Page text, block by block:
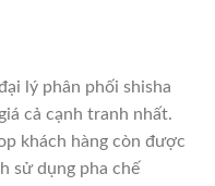
lý phân phối shisha
cả cạnh tranh nhất.
khách hàng còn được
sử dụng pha chế